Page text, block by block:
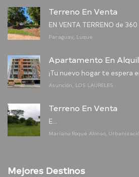
Terreno En Venta
EN VENTA TERRENO de 360
Paraguay, Luque
Apartamento En
¡Tu nuevo hogar te espera
Asunción, LOS LAURELES
Terreno En Venta
E...
Mariano Roque Alonso,
Mejores Destinos